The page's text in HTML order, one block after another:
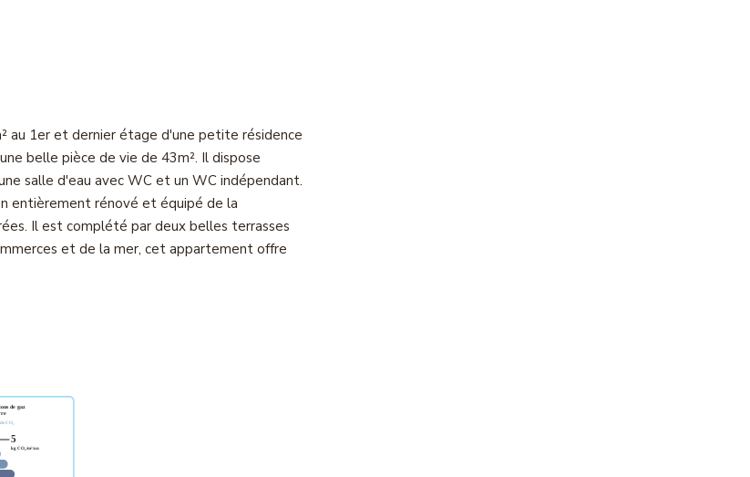
au 1er et dernier étage d'une petite résidence
belle pièce de vie de 43m². Il dispose
salle d'eau avec WC et un WC indépendant.
entièrement rénové et équipé de la
Il est complété par deux belles terrasses
et de la mer, cet appartement offre